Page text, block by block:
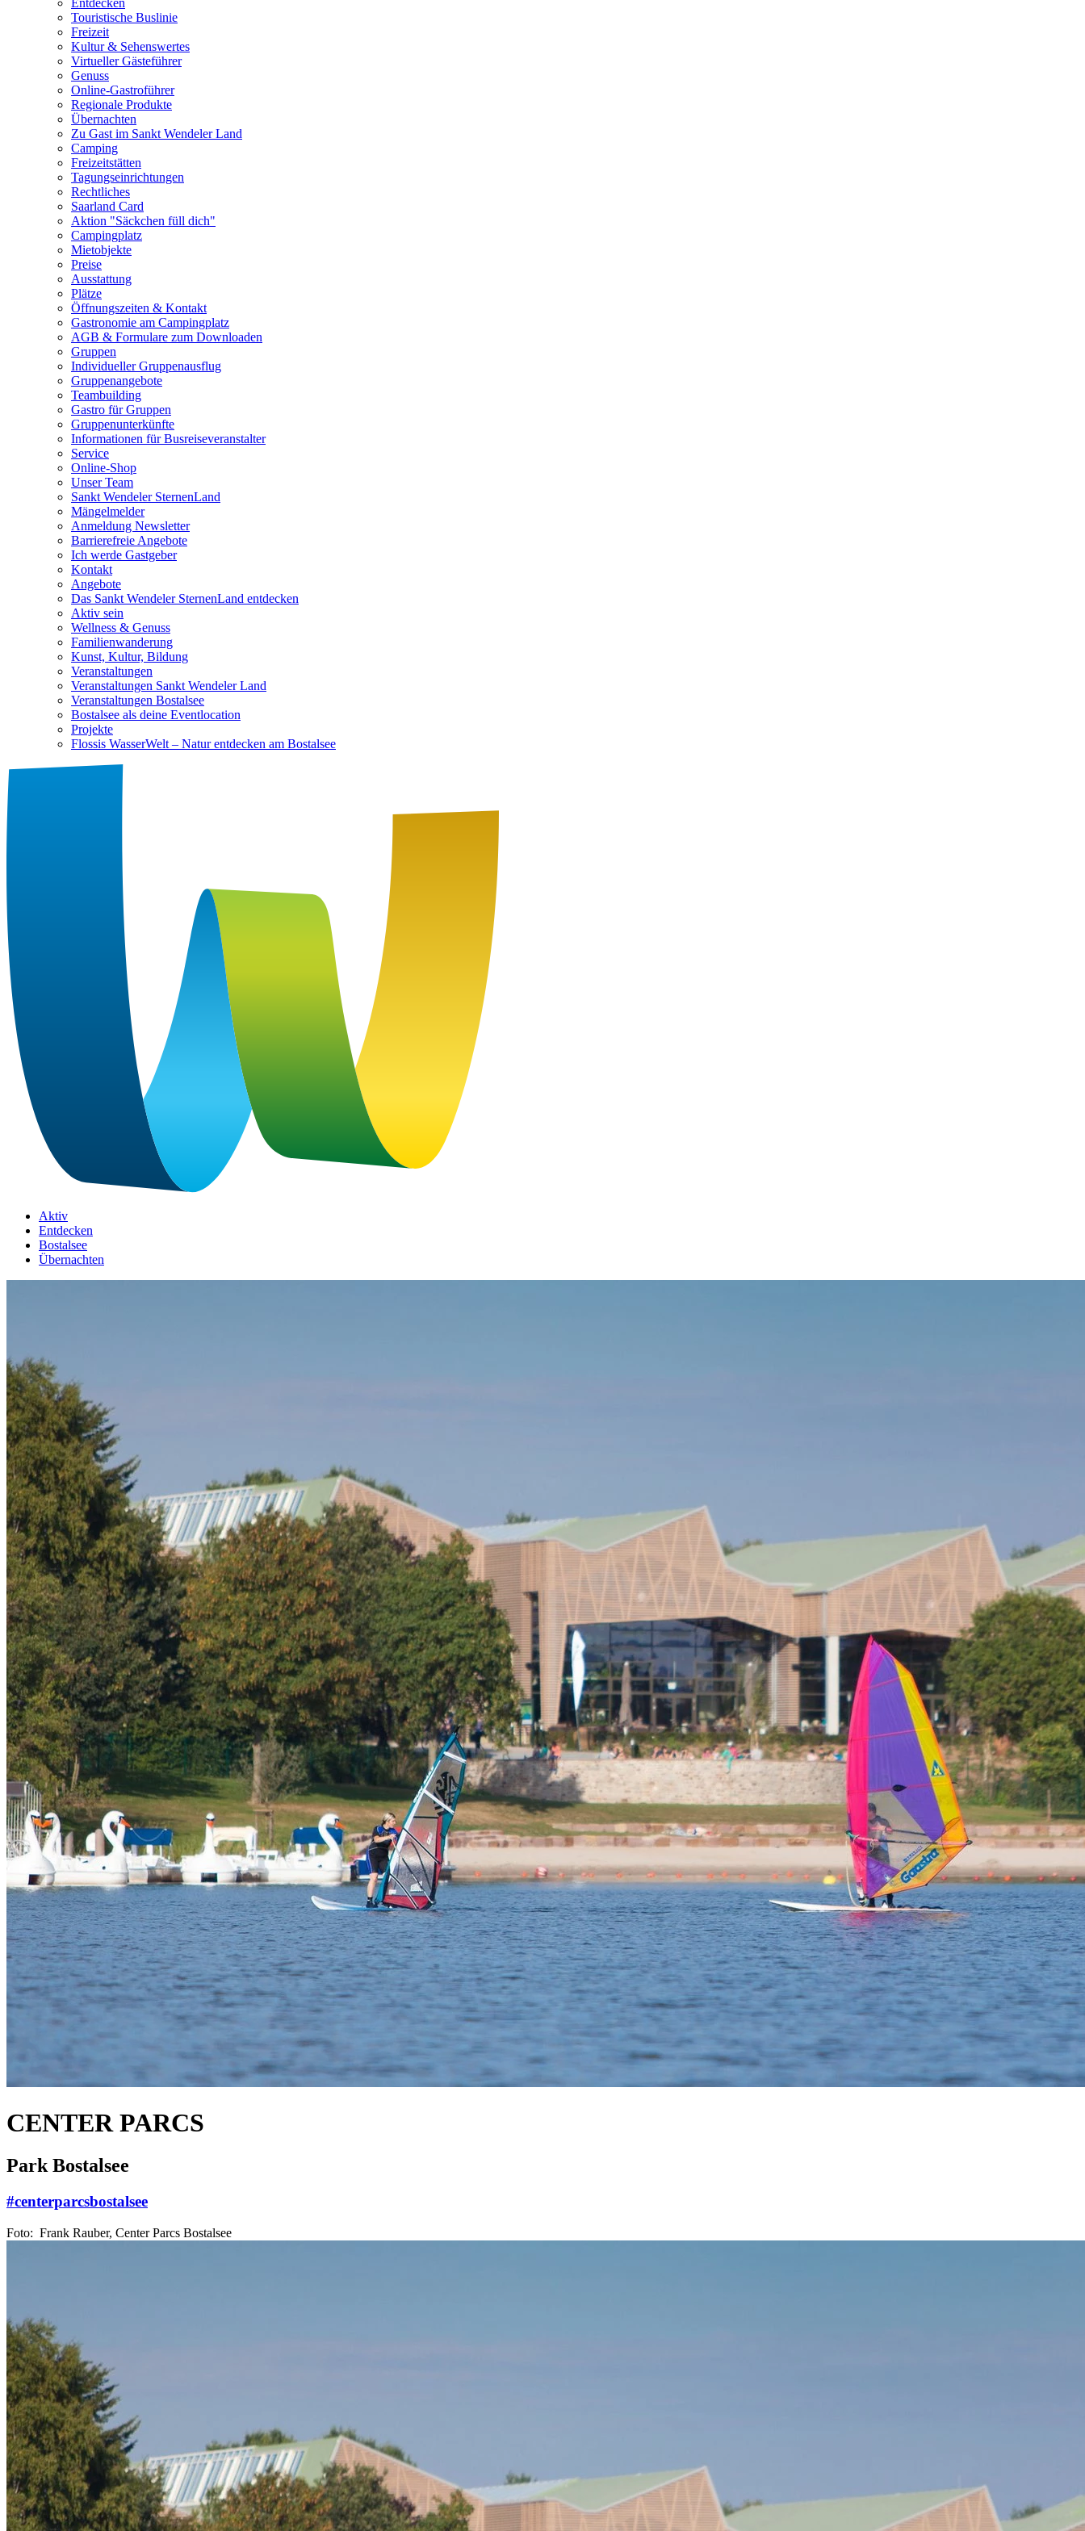
Entdecken
Touristische Buslinie
Freizeit
Kultur & Sehenswertes
Virtueller Gästeführer
Genuss
Online-Gastroführer
Regionale Produkte
Übernachten
Zu Gast im Sankt Wendeler Land
Camping
Freizeitstätten
Tagungseinrichtungen
Rechtliches
Saarland Card
Aktion "Säckchen füll dich"
Campingplatz
Mietobjekte
Preise
Ausstattung
Plätze
Öffnungszeiten & Kontakt
Gastronomie am Campingplatz
AGB & Formulare zum Downloaden
Gruppen
Individueller Gruppenausflug
Gruppenangebote
Teambuilding
Gastro für Gruppen
Gruppenunterkünfte
Informationen für Busreiseveranstalter
Service
Online-Shop
Unser Team
Sankt Wendeler SternenLand
Mängelmelder
Anmeldung Newsletter
Barrierefreie Angebote
Ich werde Gastgeber
Kontakt
Angebote
Das Sankt Wendeler SternenLand entdecken
Aktiv sein
Wellness & Genuss
Familienwanderung
Kunst, Kultur, Bildung
Veranstaltungen
Veranstaltungen Sankt Wendeler Land
Veranstaltungen Bostalsee
Bostalsee als deine Eventlocation
Projekte
Flossis WasserWelt – Natur entdecken am Bostalsee
Aktiv
Entdecken
Bostalsee
Übernachten
CENTER PARCS
Park Bostalsee
#centerparcsbostalsee
Foto: Frank Rauber, Center Parcs Bostalsee